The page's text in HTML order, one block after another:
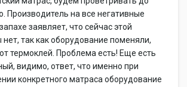
Производитель на все негативные
заявляет, что сейчас этой
так как оборудование поменяли,
термоклей. Проблема есть! Еще есть
видимо, ответ, что именно при
конкретного матраса оборудование